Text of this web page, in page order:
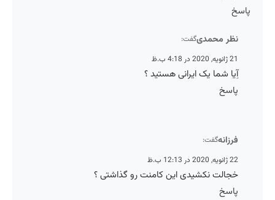
پاسخ
نظر محمدیگفت:
21 ژانویه, 2020 در 4:18 ب.ظ
آِیا شما یک ایرانی هستید ؟
پاسخ
فرزانهگفت:
22 ژانویه, 2020 در 12:13 ب.ظ
خجالت نکشیدی این کامنت رو گذاشتی ؟
پاسخ